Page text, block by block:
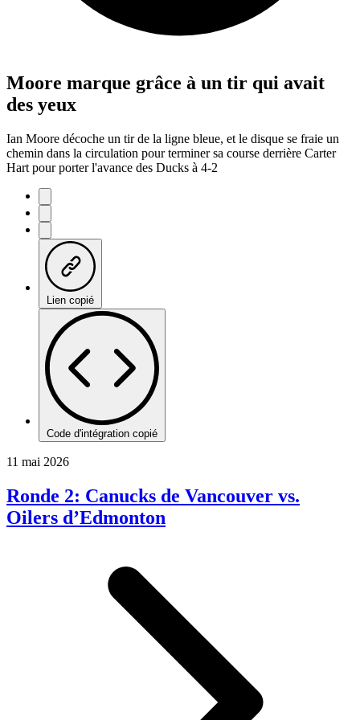
Moore marque grâce à un tir qui avait
des yeux
Ian Moore décoche un tir de la ligne bleue, et le disque se fraie un
chemin dans la circulation pour terminer sa course derrière Carter
Hart pour porter l'avance des Ducks à 4-2
Lien copié
Code d'intégration copié
11 mai 2026
Ronde 2: Canucks de Vancouver vs.
Oilers d’Edmonton